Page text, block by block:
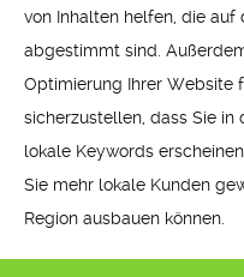
von Inhalten helfen, die
abgestimmt sind.
Optimierung Ihrer Website
sicherzustellen, dass Sie
lokale Keywords
Sie mehr lokale Kunden
Region ausbauen können.